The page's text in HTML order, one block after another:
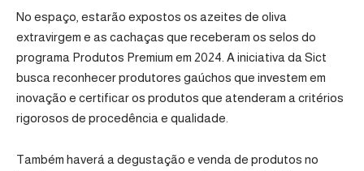
No espaço, estarão expostos os azeites de oliva
extravirgem e as cachaças que receberam os selos do
programa Produtos Premium em 2024. A iniciativa da Sict
busca reconhecer produtores gaúchos que investem em
inovação e certificar os produtos que atenderam a critérios
rigorosos de procedência e qualidade.
Também haverá a degustação e venda de produtos no